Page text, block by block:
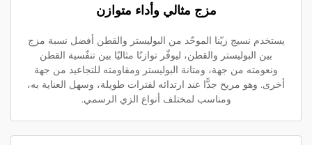
مزج مثالي وأداء متوازن
يستخدم نسيج زيّنا الموحّد من البوليستر والقطن أفضل نسبة مزج
بين البوليستر والقطن، ليوفّر توازنًا مثاليًا بين تنفّسية القطن
ونعومته من جهة، ومتانة البوليستر ومقاومته للتجاعيد من جهة
أخرى. وهو مريح جدًّا عند ارتدائه لفترات طويلة، وسهل العناية به،
ومناسب لمختلف أنواع الزي الرسمي.